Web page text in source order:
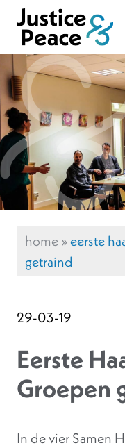
home»eerste
getraind
29-03-19
Eerste
Groepen
In de vier Samen